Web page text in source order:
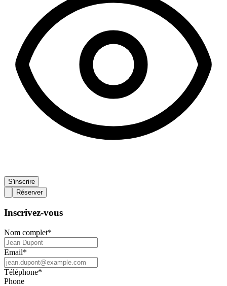
S'inscrire
Réserver
Inscrivez-vous
Nom complet*
Email*
Téléphone*
Phone